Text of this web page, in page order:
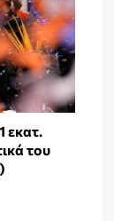
εκατ.
του